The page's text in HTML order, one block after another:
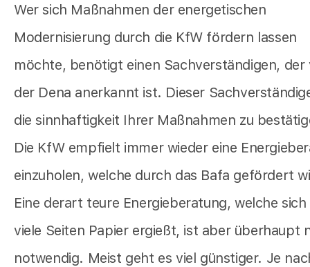
Wer sich Maßnahmen der energetischen
Modernisierung durch die KfW fördern lassen
möchte, benötigt einen Sachverständigen, der
der Dena anerkannt ist. Dieser
die sinnhaftigkeit Ihrer Maßnahmen zu
Die KfW empfielt immer wieder eine
einzuholen, welche durch das Bafa gefördert
Eine derart teure Energieberatung, welche
viele Seiten Papier ergießt, ist aber überhaupt
notwendig. Meist geht es viel günstiger. Je